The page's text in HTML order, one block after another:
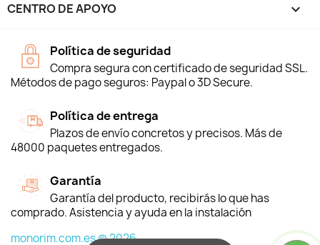
CENTRO DE APOYO 
Política de seguridad
Compra segura con certificado de seguridad SSL.
Métodos de pago seguros: Paypal o 3D Secure.
Política de entrega
Plazos de envío concretos y precisos. Más de
48000 paquetes entregados.
Garantía
Garantía del producto, recibirás lo que has
comprado. Asistencia y ayuda en la instalación
monorim.com.es © 2026